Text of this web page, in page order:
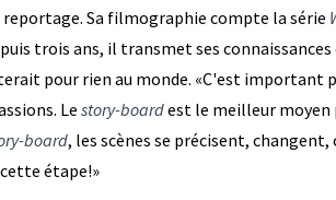
Sa filmographie compte la série
trois ans, il transmet ses connaissances
pour rien au monde. «C'est important
Le story-boardest le meilleur moyen
board, les scènes se précisent,
étape!»